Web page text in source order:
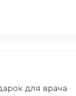
для врача